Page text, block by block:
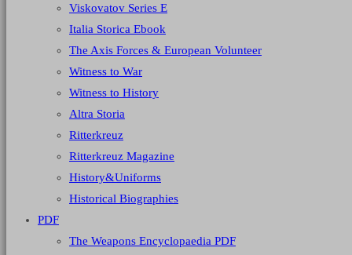
Viskovatov Series E
Italia Storica Ebook
The Axis Forces & European Volunteer
Witness to War
Witness to History
Altra Storia
Ritterkreuz
Ritterkreuz Magazine
History&Uniforms
Historical Biographies
PDF
The Weapons Encyclopaedia PDF